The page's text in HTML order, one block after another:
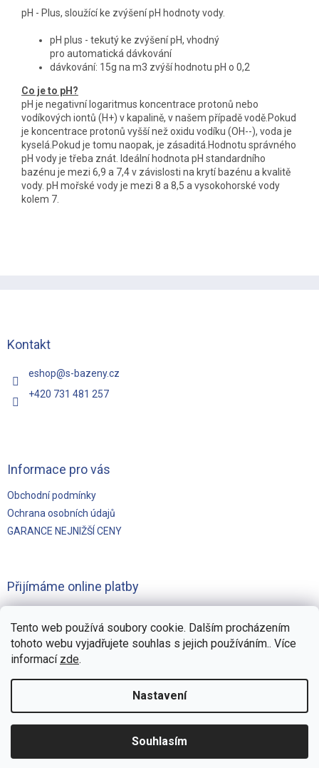
Tento web používá soubory cookie. Dalším procházením
tohoto webu vyjadřujete souhlas s jejich používáním.. Více
informací zde.
Nastavení
Souhlasím
pH - Plus, sloužící ke zvýšení pH hodnoty vody.
pH plus - tekutý ke zvýšení pH, vhodný
pro automatická dávkování
dávkování: 15g na m3 zvýší hodnotu pH o 0,2
Co je to pH?
pH je negativní logaritmus koncentrace protonů nebo
vodíkových iontů (H+) v kapalině, v našem případě vodě.Pokud
je koncentrace protonů vyšší než oxidu vodíku (OH--), voda je
kyselá.Pokud je tomu naopak, je zásaditá.Hodnotu správného
pH vody je třeba znát. Ideální hodnota pH standardního
bazénu je mezi 6,9 a 7,4 v závislosti na krytí bazénu a kvalitě
vody. pH mořské vody je mezi 8 a 8,5 a vysokohorské vody
kolem 7.
Kontakt
eshop@s-bazeny.cz
+420 731 481 257
Informace pro vás
Obchodní podmínky
Ochrana osobních údajů
GARANCE NEJNIŽŠÍ CENY
Přijímáme online platby
vyhrazena.